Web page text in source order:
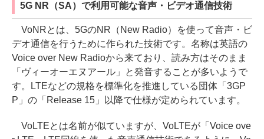
5G NR（SA）で利用可能な音声・ビデオ通信技術
VoNRとは、5GのNR（New Radio）を使って音声・ビ
デオ通信を行うために作られた技術です。名称は英語の
Voice over New Radioから来ており、読み方はそのまま
「ヴィーオーエヌアール」と発音することが多いようで
す。LTEなどの規格を標準化を推進している団体「3GP
P」の「Release 15」以降で仕様が定められています。
VoLTEとは名前が似ていますが、VoLTEが「Voice ove